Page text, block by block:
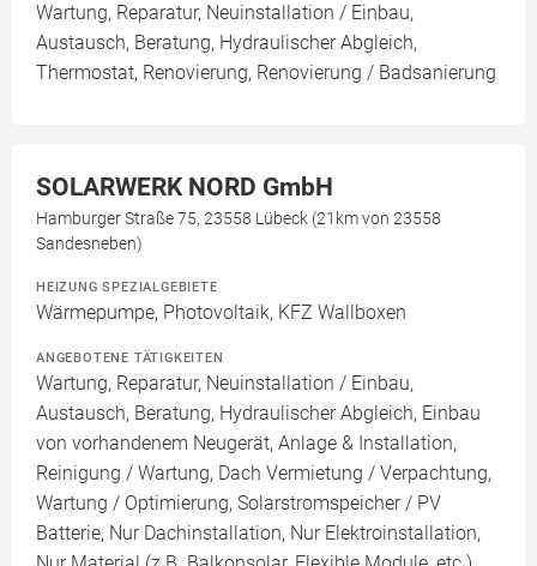
Wartung, Reparatur, Neuinstallation / Einbau,
Austausch, Beratung, Hydraulischer Abgleich,
Thermostat, Renovierung, Renovierung / Badsanierung
SOLARWERK NORD GmbH
Hamburger Straße 75, 23558 Lübeck (21km von 23558
Sandesneben)
HEIZUNG SPEZIALGEBIETE
Wärmepumpe, Photovoltaik, KFZ Wallboxen
ANGEBOTENE TÄTIGKEITEN
Wartung, Reparatur, Neuinstallation / Einbau,
Austausch, Beratung, Hydraulischer Abgleich, Einbau
von vorhandenem Neugerät, Anlage & Installation,
Reinigung / Wartung, Dach Vermietung / Verpachtung,
Wartung / Optimierung, Solarstromspeicher / PV
Batterie, Nur Dachinstallation, Nur Elektroinstallation,